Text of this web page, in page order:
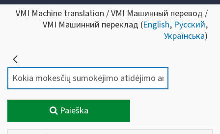
VMI Machine translation / VMI Машинный перевод /
VMI Машинний переклад (English, Русский,
Українська)
Paieška